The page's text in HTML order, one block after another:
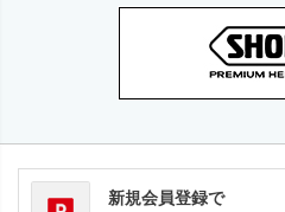
新規会員登録で